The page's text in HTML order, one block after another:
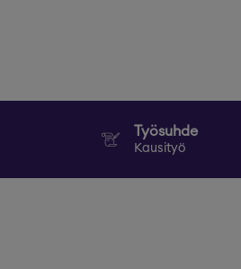
Työsuhde
Kausityö